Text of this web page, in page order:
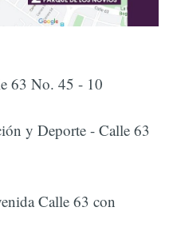
63 No. 45 - 10
y Deporte - Calle 63
Calle 63 con